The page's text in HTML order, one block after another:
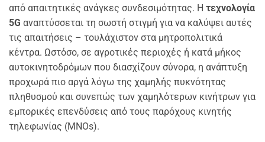
από απαιτητικές ανάγκες συνδεσιμότητας. Η τεχνολογία
5G αναπτύσσεται τη σωστή στιγμή για να καλύψει αυτές
τις απαιτήσεις – τουλάχιστον στα μητροπολιτικά
κέντρα. Ωστόσο, σε αγροτικές περιοχές ή κατά μήκος
αυτοκινητοδρόμων που διασχίζουν σύνορα, η ανάπτυξη
προχωρά πιο αργά λόγω της χαμηλής πυκνότητας
πληθυσμού και συνεπώς των χαμηλότερων κινήτρων για
εμπορικές επενδύσεις από τους παρόχους κινητής
τηλεφωνίας (MNOs).